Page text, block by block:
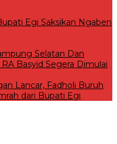
Egi Saksikan Ngaben
Selatan Dan
Basyid Segera Dimulai
Lancar, Fadholi Buruh
dari Bupati Egi